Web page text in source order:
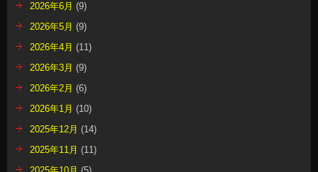
2026年6月 (9)
2026年5月 (9)
2026年4月 (11)
2026年3月 (9)
2026年2月 (6)
2026年1月 (10)
2025年12月 (14)
2025年11月 (11)